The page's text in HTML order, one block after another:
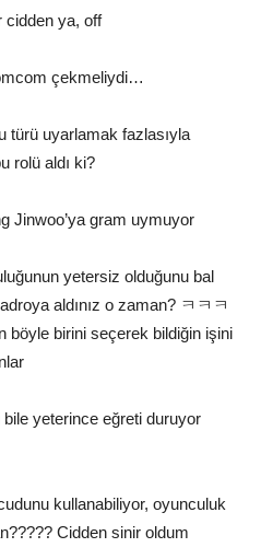
cidden ya, off
çekmeliydi…
türü uyarlamak fazlasıyla
rolü aldı ki?
Jinwoo’ya gram uymuyor
yetersiz olduğunu bal
aldınız o zaman? ㅋㅋㅋ
böyle birini seçerek bildiğin işini
yeterince eğreti duruyor
kullanabiliyor, oyunculuk
Cidden sinir oldum